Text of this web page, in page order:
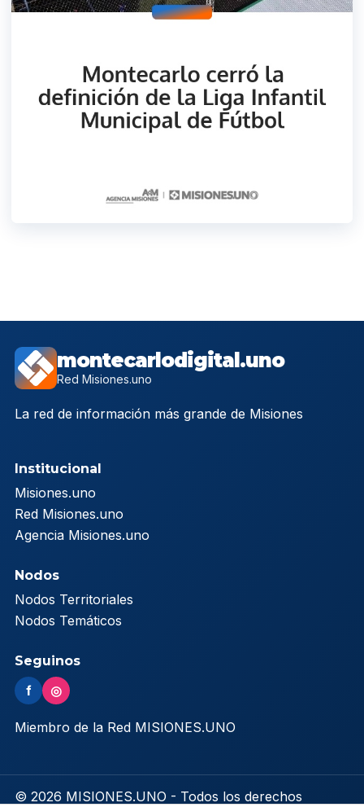
montecarlodigital.uno
Red Misiones.uno
La red de información más grande de Misiones
Institucional
Misiones.uno
Red Misiones.uno
Agencia Misiones.uno
Nodos
Nodos Territoriales
Nodos Temáticos
Seguinos
f ◎
Miembro de la Red MISIONES.UNO
© 2026 MISIONES.UNO - Todos los derechos